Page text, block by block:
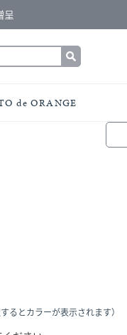
呈
de ORANGE
るとカラーが表示されます）